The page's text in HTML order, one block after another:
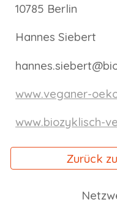
10785 Berlin
Hannes Siebert
www.veganer-
www.biozyklisch-
Zurück